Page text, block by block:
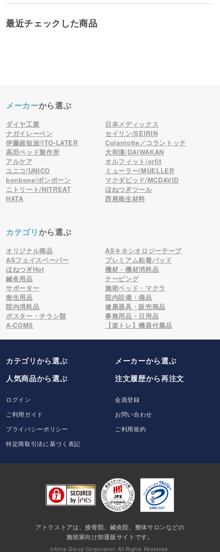
最近チェックした商品
メーカーから選ぶ
ダイヤ工業
日本メディックス
ナガイレーベン
セイリン/SEIRIN
伊藤超短波/ITO-LATER
Colantotte／コラントッテ
高田ベッド製作所
大和漢/DAIWAKAN
アルケア
オルフィット/orfit
ユニコ/UNICO
ミューラー/MUELLER
bonbone/ボンボーン
マクダビッド/MCDAVID
ニトリート/NITREAT
ほねつぎツール
HATA
西尾衛生材料
カテゴリから選ぶ
オリジナル商品
ASキネシオロジーテープ
ASフェイスペーパー
プレミアム粘着パッド
ほねつぎHot
機材・機材消耗品
鍼灸用品
テーピング
サポーター
施術ベッド・マクラ
衛生用品
院内設備・備品
院内消耗品
健康器具・販売商品
ポスター・チラシ類
事務用品・日用品
A-COMS
【楽トレ】機器付属品
カテゴリから選ぶ メーカーから選ぶ
人気商品から選ぶ
注文履歴から再注文
ログイン
会員登録
ご利用ガイド
お問い合わせ
プライバシーポリシー
ご利用規約
特定商取引法に基づく表記
アトラストアは、接骨院、鍼灸院、整体サロンなどの
施術家向け卸通販サイトです。
©Artra Group Corporation All Rights Reserved.